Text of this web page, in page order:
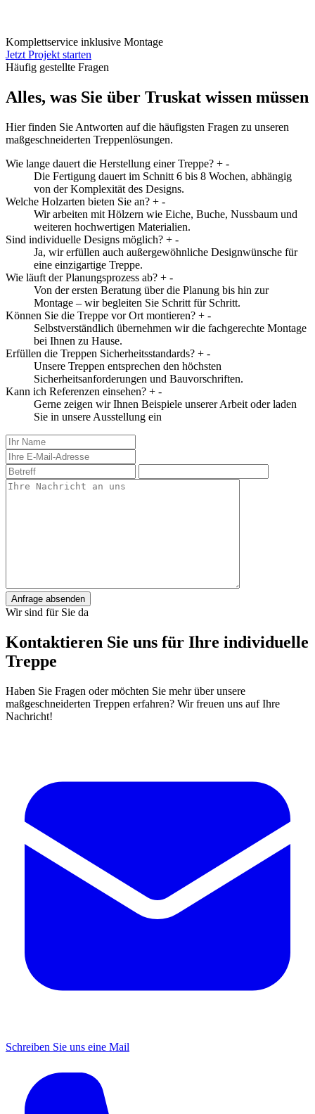
Komplettservice inklusive Montage
Jetzt Projekt starten
Häufig gestellte Fragen
Alles, was Sie über Truskat wissen müssen
Hier finden Sie Antworten auf die häufigsten Fragen zu unseren
maßgeschneiderten Treppenlösungen.
Wie lange dauert die Herstellung einer Treppe? + -
Die Fertigung dauert im Schnitt 6 bis 8 Wochen, abhängig
von der Komplexität des Designs.
Welche Holzarten bieten Sie an? + -
Wir arbeiten mit Hölzern wie Eiche, Buche, Nussbaum und
weiteren hochwertigen Materialien.
Sind individuelle Designs möglich? + -
Ja, wir erfüllen auch außergewöhnliche Designwünsche für
eine einzigartige Treppe.
Wie läuft der Planungsprozess ab? + -
Von der ersten Beratung über die Planung bis hin zur
Montage – wir begleiten Sie Schritt für Schritt.
Können Sie die Treppe vor Ort montieren? + -
Selbstverständlich übernehmen wir die fachgerechte Montage
bei Ihnen zu Hause.
Erfüllen die Treppen Sicherheitsstandards? + -
Unsere Treppen entsprechen den höchsten
Sicherheitsanforderungen und Bauvorschriften.
Kann ich Referenzen einsehen? + -
Gerne zeigen wir Ihnen Beispiele unserer Arbeit oder laden
Sie in unsere Ausstellung ein
Anfrage absenden
Wir sind für Sie da
Kontaktieren Sie uns für Ihre individuelle
Treppe
Haben Sie Fragen oder möchten Sie mehr über unsere
maßgeschneiderten Treppen erfahren? Wir freuen uns auf Ihre
Nachricht!
Schreiben Sie uns eine Mail